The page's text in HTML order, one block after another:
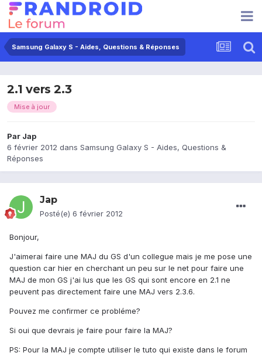
Samsung Galaxy S - Aides, Questions & Réponses
2.1 vers 2.3
Mise à jour
Par Jap
6 février 2012 dans Samsung Galaxy S - Aides, Questions &
Réponses
Jap
Posté(e) 6 février 2012
Bonjour,
J'aimerai faire une MAJ du GS d'un collegue mais je me pose une
question car hier en cherchant un peu sur le net pour faire une
MAJ de mon GS j'ai lus que les GS qui sont encore en 2.1 ne
peuvent pas directement faire une MAJ vers 2.3.6.
Pouvez me confirmer ce probléme?
Si oui que devrais je faire pour faire la MAJ?
PS: Pour la MAJ je compte utiliser le tuto qui existe dans le forum